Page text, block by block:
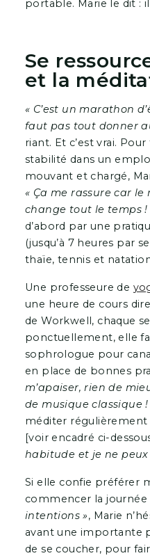
portable. Marie le dit :
Se
et la
« C’est un marathon
faut pas tout donner
riant. Et c’est vrai.
stabilité dans un
mouvant et chargé,
« Ça me rassure car
change tout le temps !
d’abord par une
(jusqu’à 7 heures par
thaïe, tennis et
Une professeure de
une heure de cours
de Workwell, chaque
ponctuellement, elle
sophrologue pour
en place de bonnes
m’apaiser, rien de
de musique classique !
méditer régulièrement
[voir encadré ci-
habitude et je ne peux
Si elle confie préférer
commencer la journée
intentions », Marie
avant une importante
de se coucher, pour